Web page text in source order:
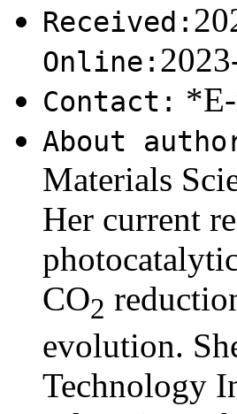
Received:
Online:
Contact:
About
Materials
Her current
CO2
evolution.
Technology